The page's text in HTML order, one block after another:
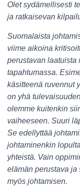
Olet sydämellisesti
ja ratkaisevan
Suomalaista
viime aikoina
perustavan laatuista
tapahtumassa.
käsitteenä ruvennut
on yhä
olemme kuitenkin
vaiheeseen. Suuri
Se edellyttää
johtaminenkin
yhteistä. Vain
elämän perustava
myös johtamisen.